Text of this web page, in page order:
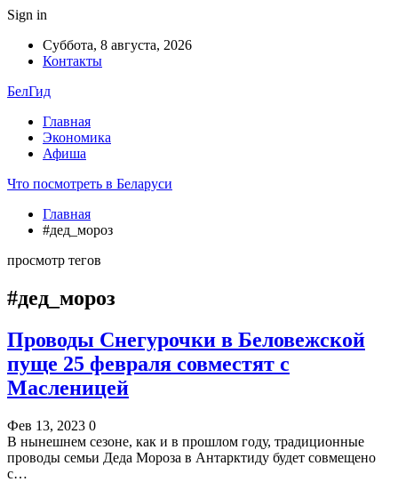
Sign in
Суббота, 8 августа, 2026
Контакты
БелГид
Главная
Экономика
Афиша
Что посмотреть в Беларуси
Главная
#дед_мороз
просмотр тегов
#дед_мороз
Проводы Снегурочки в Беловежской
пуще 25 февраля совместят с
Масленицей
Фев 13, 2023 0
В нынешнем сезоне, как и в прошлом году, традиционные
проводы семьи Деда Мороза в Антарктиду будет совмещено
с…